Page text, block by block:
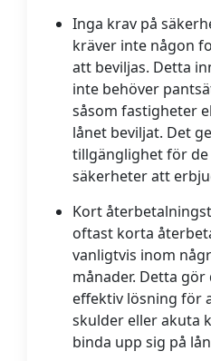
Inga krav på
kräver inte någon
att beviljas. Detta
inte behöver
såsom fastigheter
lånet beviljat. Det
tillgänglighet för
säkerheter att
Kort
oftast korta
vanligtvis inom
månader. Detta
effektiv lösning för
skulder eller akuta
binda upp sig på